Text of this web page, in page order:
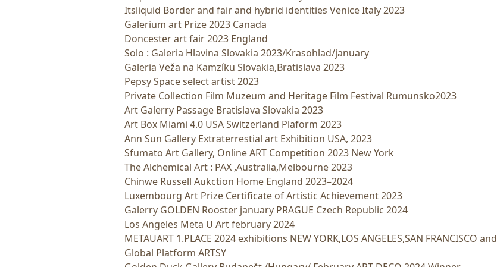
Itsliquid Border and fair and hybrid identities Venice Italy 2023
Galerium art Prize 2023 Canada
Doncester art fair 2023 England
Solo : Galeria Hlavina Slovakia 2023/Krasohlad/january
Galeria Veža na Kamzíku Slovakia,Bratislava 2023
Pepsy Space select artist 2023
Private Collection Film Muzeum and Heritage Film Festival Rumunsko2023
Art Galerry Passage Bratislava Slovakia 2023
Art Box Miami 4.0 USA Switzerland Plaform 2023
Ann Sun Gallery Extraterrestial art Exhibition USA, 2023
Sfumato Art Gallery, Online ART Competition 2023 New York
The Alchemical Art : PAX ,Australia,Melbourne 2023
Chinwe Russell Aukction Home England 2023–2024
Luxembourg Art Prize Certificate of Artistic Achievement 2023
Galerry GOLDEN Rooster january PRAGUE Czech Republic 2024
Los Angeles Meta U Art february 2024
METAUART 1.PLACE 2024 exhibitions NEW YORK,LOS ANGELES,SAN FRANCISCO and
Global Platform ARTSY